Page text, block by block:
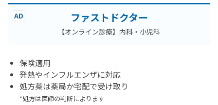
AD ファストドクター
【オンライン診療】内科・小児科
保険適用
発熱やインフルエンザに対応
処方薬は薬局か宅配で受け取り
*処方は医師の判断によります